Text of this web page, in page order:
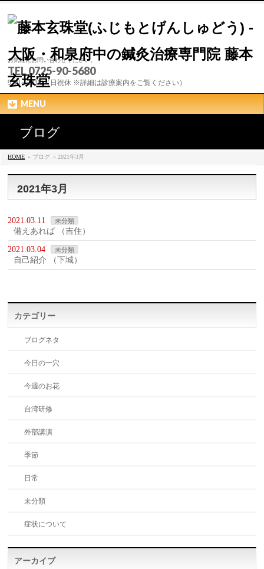
お気軽にお問い合わせください。
TEL 0725-90-5680
9:00～20:00（日祝休 ※詳細は診療案内をご覧ください）
MENU
ブログ
HOME » ブログ » 2021年3月
2021年3月
2021.03.11 未分類
備えあれば （吉住）
2021.03.04 未分類
自己紹介 （下城）
カテゴリー
ブログネタ
今日の一穴
今週のお花
台湾研修
外部講演
季節
日常
未分類
症状について
アーカイブ